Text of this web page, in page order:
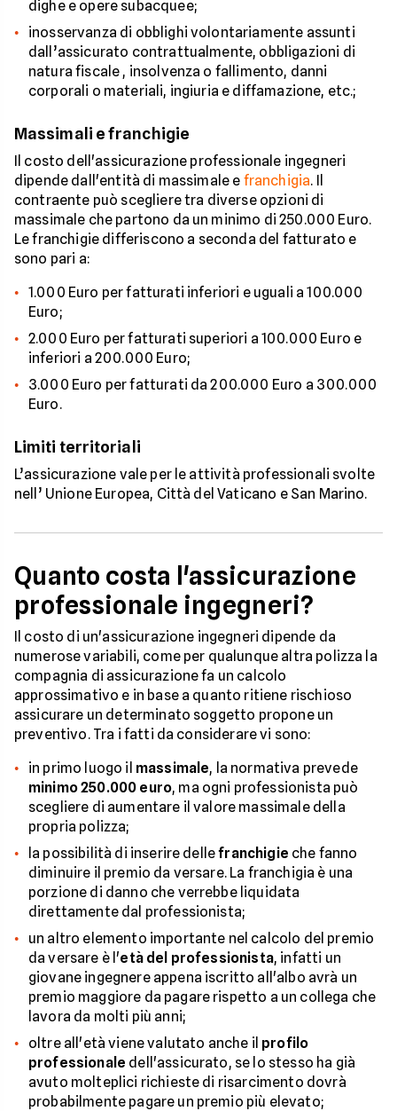
dighe e opere subacquee;
inosservanza di obblighi volontariamente assunti
dall’assicurato contrattualmente, obbligazioni di
natura fiscale , insolvenza o fallimento, danni
corporali o materiali, ingiuria e diffamazione, etc.;
Massimali e franchigie
Il costo dell'assicurazione professionale ingegneri
dipende dall'entità di massimale e franchigia. Il
contraente può scegliere tra diverse opzioni di
massimale che partono da un minimo di 250.000 Euro.
Le franchigie differiscono a seconda del fatturato e
sono pari a:
1.000 Euro per fatturati inferiori e uguali a 100.000
Euro;
2.000 Euro per fatturati superiori a 100.000 Euro e
inferiori a 200.000 Euro;
3.000 Euro per fatturati da 200.000 Euro a 300.000
Euro.
Limiti territoriali
L’assicurazione vale per le attività professionali svolte
nell’ Unione Europea, Città del Vaticano e San Marino.
Quanto costa l'assicurazione
professionale ingegneri?
Il costo di un'assicurazione ingegneri dipende da
numerose variabili, come per qualunque altra polizza la
compagnia di assicurazione fa un calcolo
approssimativo e in base a quanto ritiene rischioso
assicurare un determinato soggetto propone un
preventivo. Tra i fatti da considerare vi sono:
in primo luogo il massimale, la normativa prevede
minimo 250.000 euro, ma ogni professionista può
scegliere di aumentare il valore massimale della
propria polizza;
la possibilità di inserire dellefranchigie che fanno
diminuire il premio da versare. La franchigia è una
porzione di danno che verrebbe liquidata
direttamente dal professionista;
un altro elemento importante nel calcolo del premio
da versare è l'età del professionista, infatti un
giovane ingegnere appena iscritto all'albo avrà un
premio maggiore da pagare rispetto a un collega che
lavora da molti più anni;
oltre all'età viene valutato anche il profilo
professionale dell'assicurato, se lo stesso ha già
avuto molteplici richieste di risarcimento dovrà
probabilmente pagare un premio più elevato;